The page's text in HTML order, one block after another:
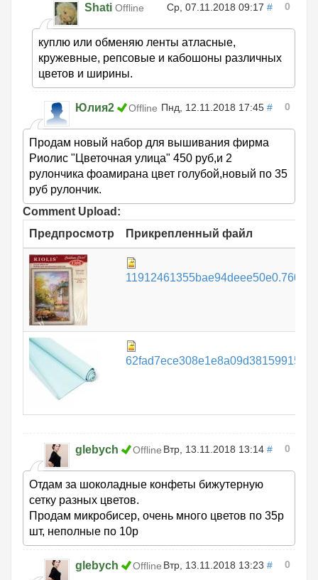
Shati Offline Ср, 07.11.2018 09:17 # 0
куплю или обменяю ленты атласные,
кружевные, репсовые и кабошоны различных
цветов и ширины.
Юлия2 Offline Пнд, 12.11.2018 17:45 # 0
Продам новый набор для вышивания фирма
Риолис "Цветочная улица" 450 руб,и 2
рулончика фоамирана цвет голубой,новый по 35
руб рулончик.
Comment Upload:
Предпросмотр
Прикрепленный файл
glebych Offline Втр, 13.11.2018 13:14 # 0
Отдам за шоколадные конфеты бижутерную
сетку разных цветов.
Продам микробисер, очень много цветов по 35р
шт, неполные по 10р
glebych Offline Втр, 13.11.2018 13:23 # 0